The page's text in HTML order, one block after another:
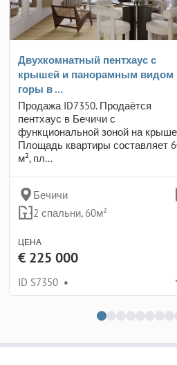
Двухкомнатный пентхаус с
крышей и панорамным видом
горы в …
Продажа ID7350. Продаётся
пентхаус в Бечичи с
функциональной зоной на
Площадь квартиры составляет
м², пл…
Бечичи
2 спальни, 60м²
ЦЕНА
€ 225 000
ID S7350 •